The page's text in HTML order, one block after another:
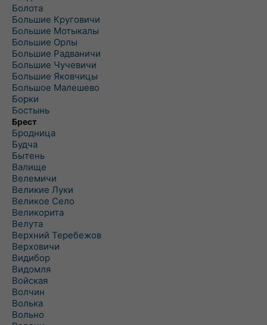
Болота
Большие Круговичи
Большие Мотыкалы
Большие Орлы
Большие Радваничи
Большие Чучевичи
Большие Яковчицы
Большое Малешево
Борки
Бостынь
Брест
Бродница
Будча
Бытень
Валище
Велемичи
Великие Луки
Великое Село
Великорита
Велута
Верхний Теребежов
Верховичи
Видибор
Видомля
Войская
Волчин
Волька
Вольно